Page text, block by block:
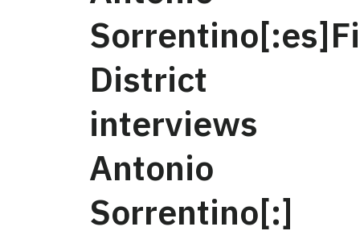
District
interviews
Antonio
Sorrentino[:]